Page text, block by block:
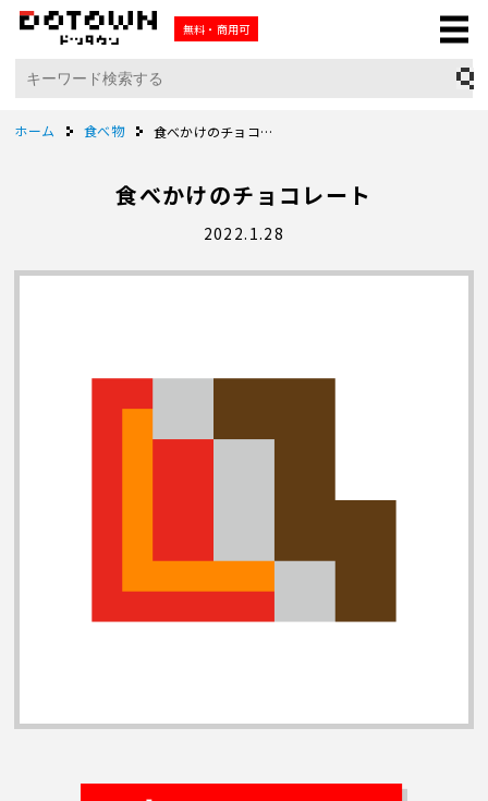
無料・商用可
ホーム 食べ物 食べかけのチョコレート
食べかけのチョコレート
2022.1.28